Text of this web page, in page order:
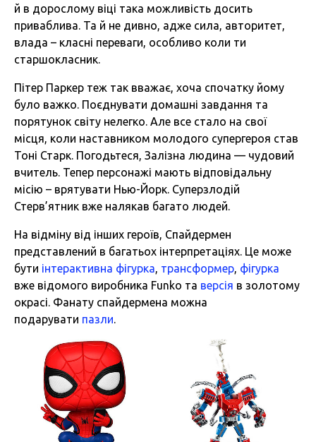
й в дорослому віці така можливість досить
приваблива. Та й не дивно, адже сила, авторитет,
влада – класні переваги, особливо коли ти
старшокласник.
Пітер Паркер теж так вважає, хоча спочатку йому
було важко. Поєднувати домашні завдання та
порятунок світу нелегко. Але все стало на свої
місця, коли наставником молодого супергероя став
Тоні Старк. Погодьтеся, Залізна людина — чудовий
вчитель. Тепер персонажі мають відповідальну
місію – врятувати Нью-Йорк. Суперзлодій
Стерв’ятник вже налякав багато людей.
На відміну від інших героїв, Спайдермен
представлений в багатьох інтерпретаціях. Це може
бути інтерактивна фігурка, трансформер, фігурка
вже відомого виробника Funko та версія в золотому
окрасі. Фанату спайдермена можна
подарувати пазли.